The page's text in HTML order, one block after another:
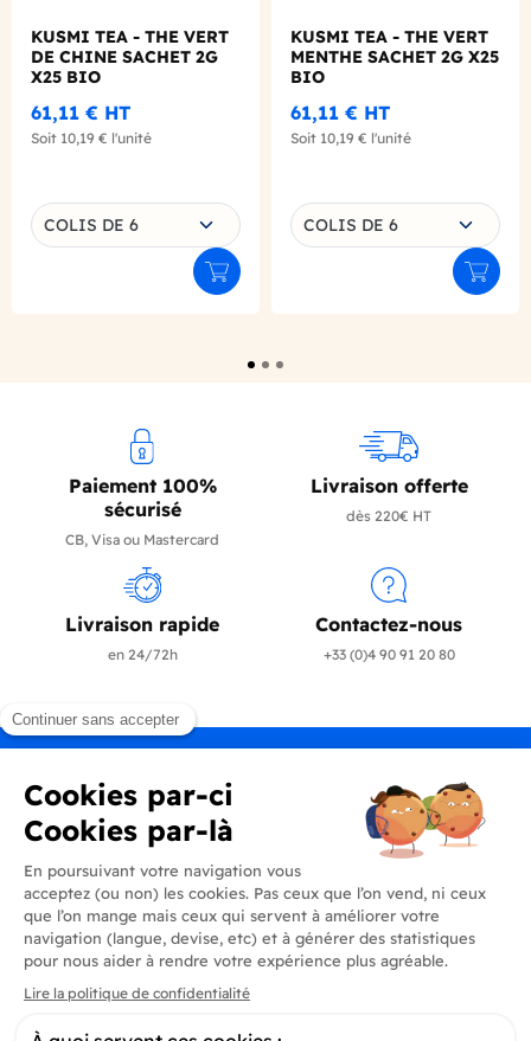
KUSMI TEA - THE VERT
DE CHINE SACHET 2G
X25 BIO
61,11 € HT
Soit 10,19 € l'unité
Choisissez une déclinaison
COLIS DE 6
Ajouter au panier
KUSMI TEA - THE VERT
MENTHE SACHET 2G X25
BIO
61,11 € HT
Soit 10,19 € l'unité
Choisissez une déclinaison
COLIS DE 6
Paiement 100%
sécurisé
CB, Visa ou Mastercard
Livraison offerte
dès 220€ HT
Livraison rapide
en 24/72h
Contactez-nous
+33 (0)4 90 91 20 80